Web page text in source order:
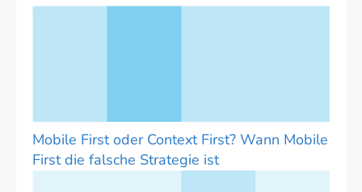
Mobile First oder Context First? Wann Mobile
First die falsche Strategie ist